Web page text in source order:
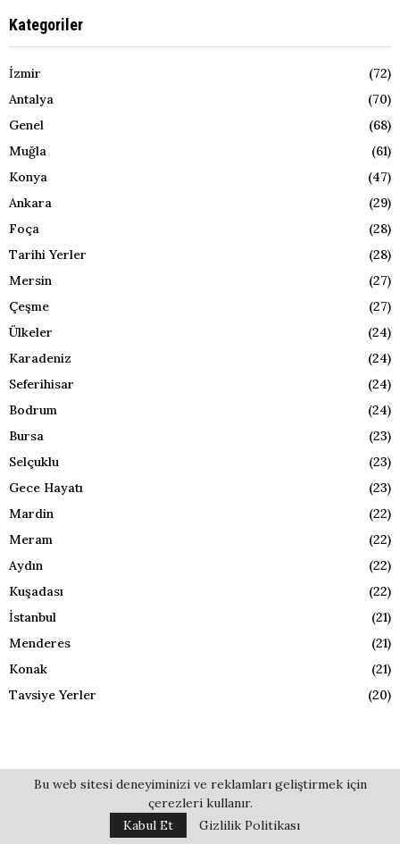
Kategoriler
İzmir
(72)
Antalya
(70)
Genel
(68)
Muğla
(61)
Konya
(47)
Ankara
(29)
Foça
(28)
Tarihi Yerler
(28)
Mersin
(27)
Çeşme
(27)
Ülkeler
(24)
Karadeniz
(24)
Seferihisar
(24)
Bodrum
(24)
Bursa
(23)
Selçuklu
(23)
Gece Hayatı
(23)
Mardin
(22)
Meram
(22)
Aydın
(22)
Kuşadası
(22)
İstanbul
(21)
Menderes
(21)
Konak
(21)
Tavsiye Yerler
(20)
Bu web sitesi deneyiminizi ve reklamları geliştirmek için
çerezleri kullanır.
Kabul Et
Gizlilik Politikası